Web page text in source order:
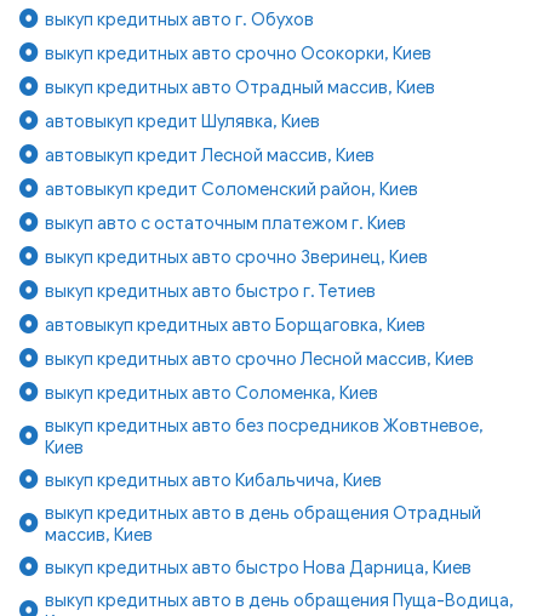
выкуп кредитных авто г. Обухов
выкуп кредитных авто срочно Осокорки, Киев
выкуп кредитных авто Отрадный массив, Киев
автовыкуп кредит Шулявка, Киев
автовыкуп кредит Лесной массив, Киев
автовыкуп кредит Соломенский район, Киев
выкуп авто с остаточным платежом г. Киев
выкуп кредитных авто срочно Зверинец, Киев
выкуп кредитных авто быстро г. Тетиев
автовыкуп кредитных авто Борщаговка, Киев
выкуп кредитных авто срочно Лесной массив, Киев
выкуп кредитных авто Соломенка, Киев
выкуп кредитных авто без посредников Жовтневое,
Киев
выкуп кредитных авто Кибальчича, Киев
выкуп кредитных авто в день обращения Отрадный
массив, Киев
выкуп кредитных авто быстро Нова Дарница, Киев
выкуп кредитных авто в день обращения Пуща-Водица,